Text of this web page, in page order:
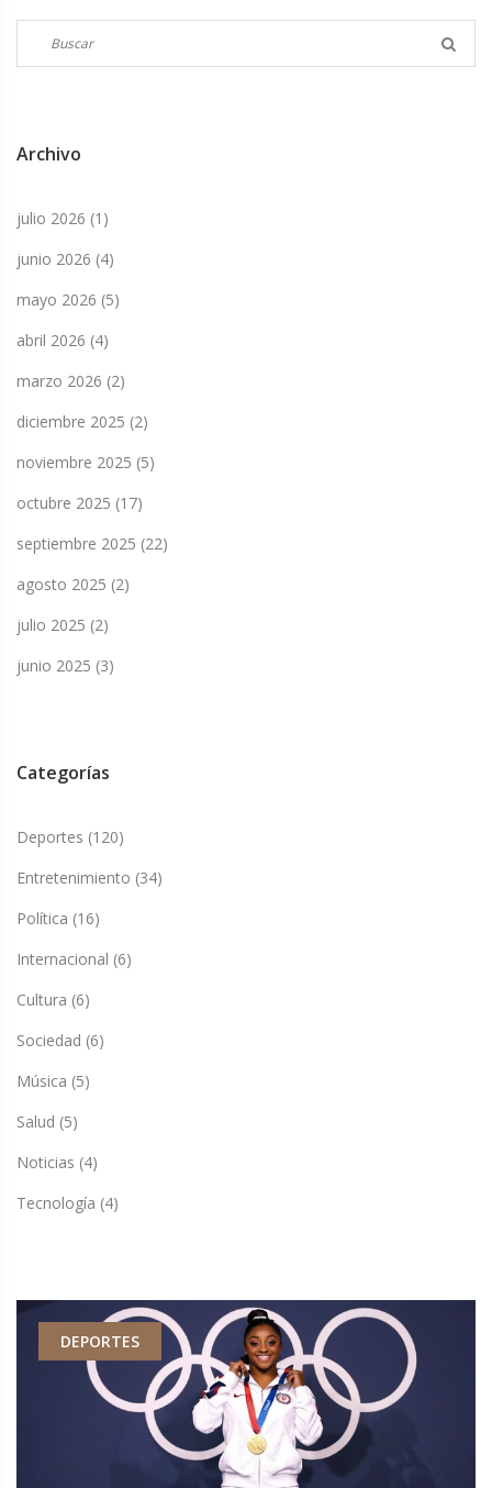
Archivo
julio 2026 (1)
junio 2026 (4)
mayo 2026 (5)
abril 2026 (4)
marzo 2026 (2)
diciembre 2025 (2)
noviembre 2025 (5)
octubre 2025 (17)
septiembre 2025 (22)
agosto 2025 (2)
julio 2025 (2)
junio 2025 (3)
Categorías
Deportes (120)
Entretenimiento (34)
Política (16)
Internacional (6)
Cultura (6)
Sociedad (6)
Música (5)
Salud (5)
Noticias (4)
Tecnología (4)
DEPORTES